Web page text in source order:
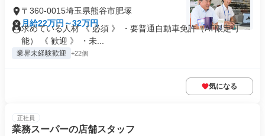
〒360-0015埼玉県熊谷市肥塚
月給22万円～32万円
求めている人材 《 必須 》 ・要普通自動車免許（AT限定可
能） 《 歓迎 》 ・未...
業界未経験歓迎 +22個
気になる
正社員
業務スーパーの店舗スタッフ